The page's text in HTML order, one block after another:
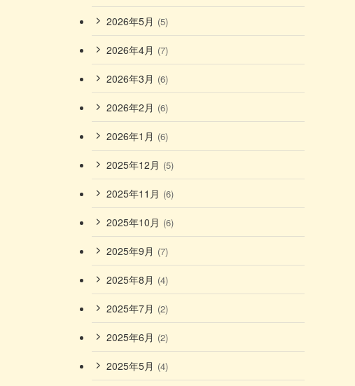
2026年5月 (5)
2026年4月 (7)
2026年3月 (6)
2026年2月 (6)
2026年1月 (6)
2025年12月 (5)
2025年11月 (6)
2025年10月 (6)
2025年9月 (7)
2025年8月 (4)
2025年7月 (2)
2025年6月 (2)
2025年5月 (4)